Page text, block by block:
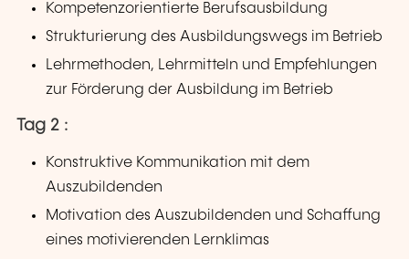
Kompetenzorientierte Berufsausbildung
Strukturierung des Ausbildungswegs im Betrieb
Lehrmethoden, Lehrmitteln und Empfehlungen
zur Förderung der Ausbildung im Betrieb
Tag 2 :
Konstruktive Kommunikation mit dem
Auszubildenden
Motivation des Auszubildenden und Schaffung
eines motivierenden Lernklimas